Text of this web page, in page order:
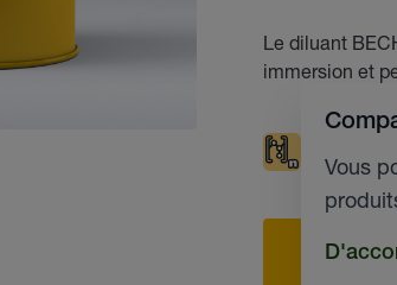
Le diluant
immersion et
Vous